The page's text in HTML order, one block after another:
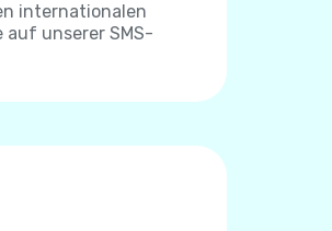
internationalen
auf unserer SMS-